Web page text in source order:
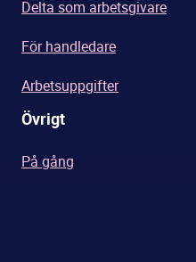
Delta som arbetsgivare
För handledare
Arbetsuppgifter
Övrigt
På gång